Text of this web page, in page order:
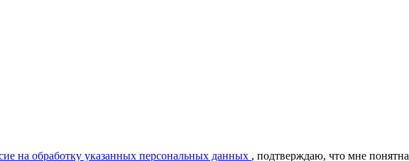
на обработку указанных персональных данных , подтверждаю, что мне понятна